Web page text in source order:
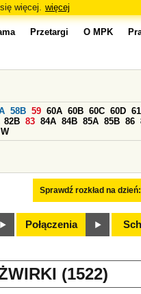
więcej. więcej
Przetargi O MPK
Sprawdź rozkład na dzień:
58B 59 60A 60B 60C 60D 61
82B 83 84A 84B 85A 85B 86
W
Połączenia
(1522)